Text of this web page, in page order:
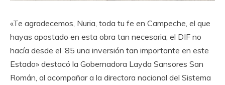
«Te agradecemos, Nuria, toda tu fe en Campeche, el que
hayas apostado en esta obra tan necesaria; el DIF no
hacía desde el ’85 una inversión tan importante en este
Estado» destacó la Gobernadora Layda Sansores San
Román, al acompañar a la directora nacional del Sistema